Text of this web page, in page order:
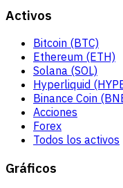
Activos
Bitcoin (BTC)
Ethereum (ETH)
Solana (SOL)
Hyperliquid
Binance Coin
Acciones
Forex
Todos los activos
Gráficos